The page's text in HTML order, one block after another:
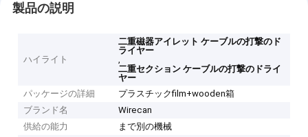
製品の説明
ハイライト
二重磁器アイレット ケーブルの打撃のド
ライヤー
,
二重セクション ケーブルの打撃のドライ
ヤー
パッケージの詳細
プラスチックfilm+wooden箱
ブランド名
Wirecan
供給の能力
まで別の機械